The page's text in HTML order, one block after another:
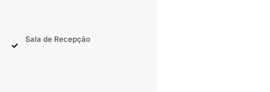
Sala de Recepção